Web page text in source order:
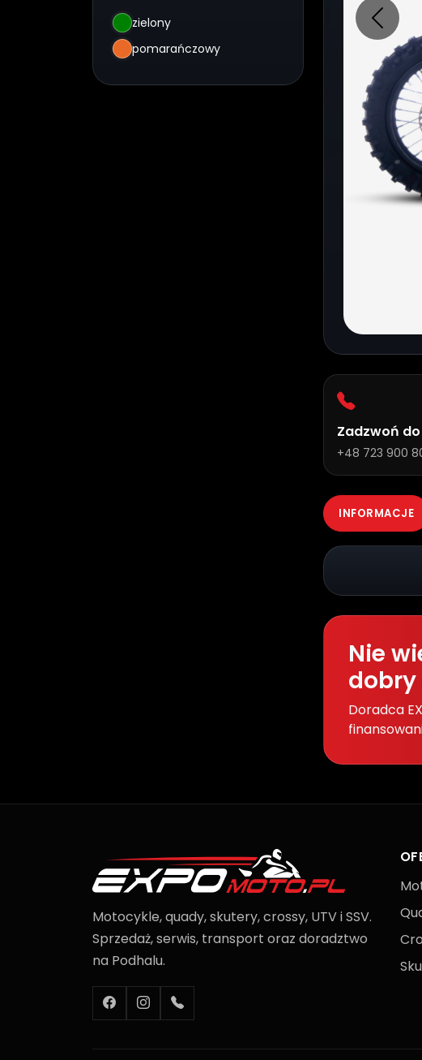
zielony
pomarańczowy
Zadzwoń
+48 723 900
INFORMACJE
Nie
dobry
Doradca
Motocykle, quady, skutery, crossy, UTV i SSV.
Sprzedaż, serwis, transport oraz doradztwo
na Podhalu.